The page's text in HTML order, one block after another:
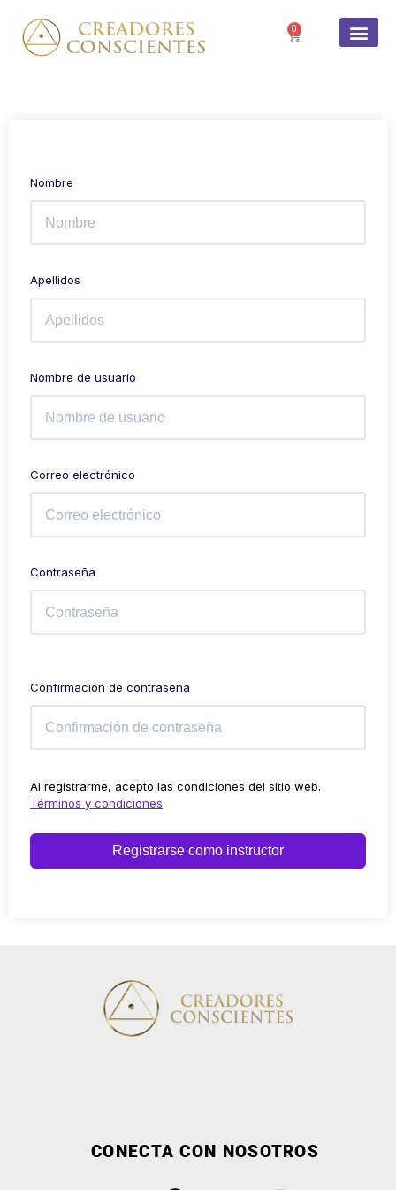
0
Nombre
Apellidos
Nombre de usuario
Correo electrónico
Contraseña
Confirmación de contraseña
Al registrarme, acepto las condiciones del sitio web.
Términos y condiciones
Registrarse como instructor
CONECTA CON NOSOTROS